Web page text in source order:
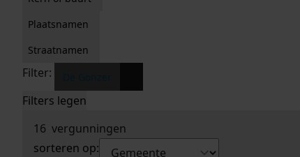
Plaatsnamen
Straatnamen
Filter:
Filters legen
16 vergunningen
sorteren op: